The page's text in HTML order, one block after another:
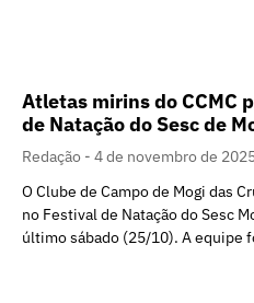
Atletas mirins do CCMC
de Natação do Sesc de
Redação
4 de novembro de
O Clube de Campo de Mogi das
no Festival de Natação do Sesc
último sábado (25/10). A equipe